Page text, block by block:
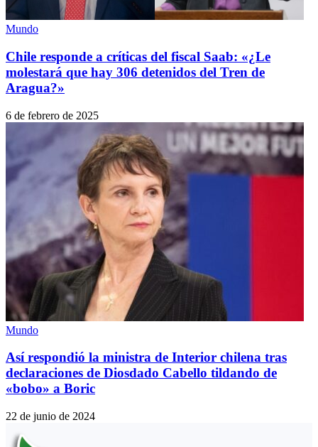
Mundo
Chile responde a críticas del fiscal Saab: «¿Le
molestará que hay 306 detenidos del Tren de
Aragua?»
6 de febrero de 2025
Mundo
Así respondió la ministra de Interior chilena tras
declaraciones de Diosdado Cabello tildando de
«bobo» a Boric
22 de junio de 2024